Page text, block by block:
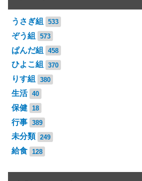
うさぎ組 533
ぞう組 573
ぱんだ組 458
ひよこ組 370
りす組 380
生活 40
保健 18
行事 389
未分類 249
給食 128